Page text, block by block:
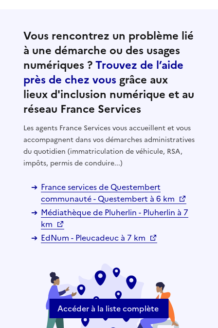
Vous rencontrez un problème lié
à une démarche ou des usages
numériques ?Trouvez de l’aide
près de chez vous grâce aux
lieux d'inclusion numérique et au
réseau France Services
Les agents France Services vous accueillent et vous
accompagnent dans vos démarches administratives
du quotidien (immatriculation de véhicule, RSA,
impôts, permis de conduire...)
France services de Questembert
communauté - Questembert à 6 km
Médiathèque de Pluherlin - Pluherlin à 7
km
EdNum - Pleucadeuc à 7 km
Accéder à la liste complète